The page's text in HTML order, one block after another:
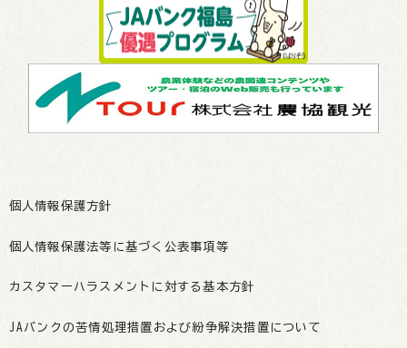
個人情報保護方針
個人情報保護法等に基づく公表事項等
カスタマーハラスメントに対する基本方針
JAバンクの苦情処理措置および紛争解決措置について